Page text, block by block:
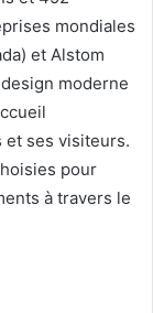
mondiales
et Alstom
moderne
et ses visiteurs.
pour
à travers le